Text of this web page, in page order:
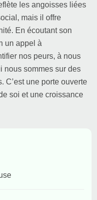
les angoisses liées
mais il offre
En écoutant son
un appel à
nos peurs, à nous
nous sommes sur des
C’est une porte ouverte
soi et une croissance